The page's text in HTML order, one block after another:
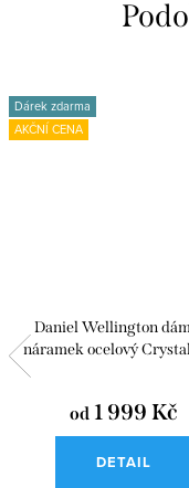
Dárek zdarma
AKČNÍ CENA
Daniel Wellington
náramek ocelový
od 1 999 Kč
DETAIL